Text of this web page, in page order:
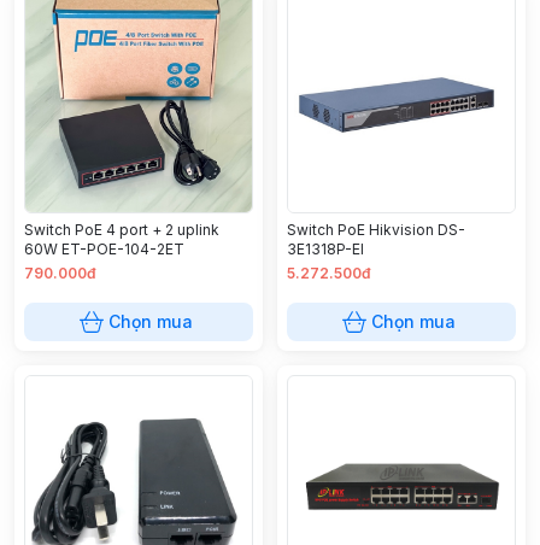
Switch PoE 4 port + 2 uplink
60W ET-POE-104-2ET
790.000đ
Chọn mua
Switch PoE Hikvision DS-
3E1318P-EI
5.272.500đ
Chọn mua